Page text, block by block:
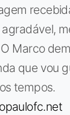
Marco
que vou
tempos.